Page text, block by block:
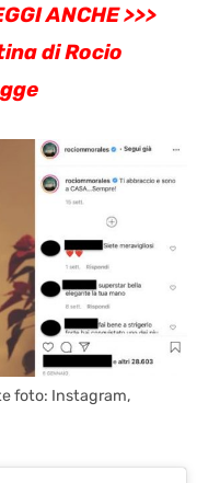
ANCHE >>>
di Rocio
foto: Instagram,